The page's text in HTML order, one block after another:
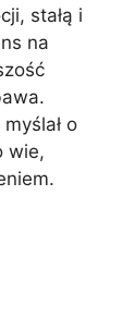
stałą i
na
o
wie,